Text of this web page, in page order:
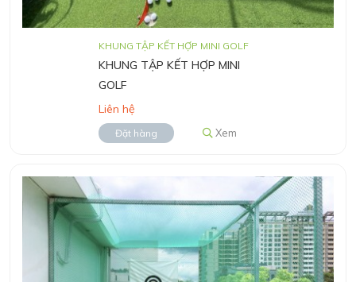
KHUNG TẬP KẾT HỢP MINI GOLF
KHUNG TẬP KẾT HỢP MINI
GOLF
Liên hệ
Đặt hàng Xem